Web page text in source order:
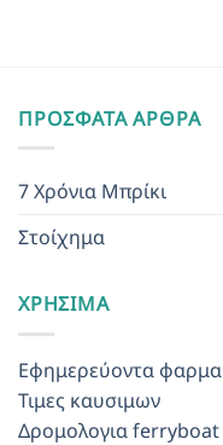
ΠΡΌΣΦΑΤΑ ΆΡΘΡΑ
7 Χρόνια Μπρίκι
Στοίχημα
ΧΡΉΣΙΜΑ
Εφημερεύοντα
Τιμες καυσιμων
Δρομολογια ferryboat